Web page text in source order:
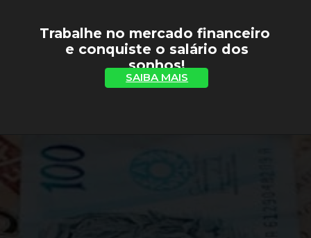
Trabalhe no mercado financeiro
e conquiste o salário dos
sonhos!
SAIBA MAIS